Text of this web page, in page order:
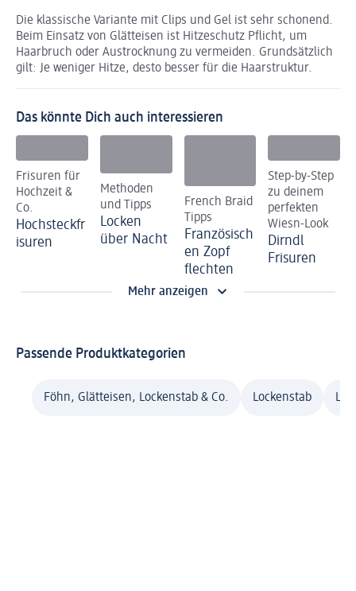
Die klassische Variante mit Clips und Gel ist sehr schonend.
Beim Einsatz von Glätteisen ist Hitzeschutz Pflicht, um
Haarbruch oder Austrocknung zu vermeiden. Grundsätzlich
gilt: Je weniger Hitze, desto besser für die Haarstruktur.
Das könnte Dich auch interessieren
Frisuren für
Hochzeit &
Co.
Hochsteckfr
isuren
Methoden
und Tipps
Locken
über Nacht
French Braid
Tipps
Französisch
en Zopf
flechten
Step-by-Step
zu deinem
perfekten
Wiesn-Look
Dirndl
Frisuren
Mehr anzeigen
Passende Produktkategorien
Föhn, Glätteisen, Lockenstab & Co. Lockenstab